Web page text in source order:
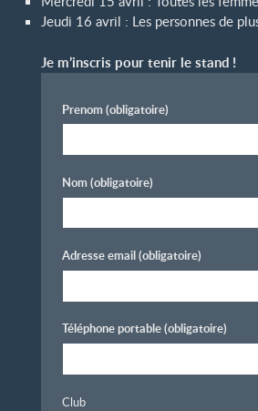
Jeudi 16 avril : Les personnes de
Je m’inscris pour tenir le stand !
Prenom(obligatoire)
Nom(obligatoire)
Adresse email(obligatoire)
Téléphone portable(obligatoire)
Club